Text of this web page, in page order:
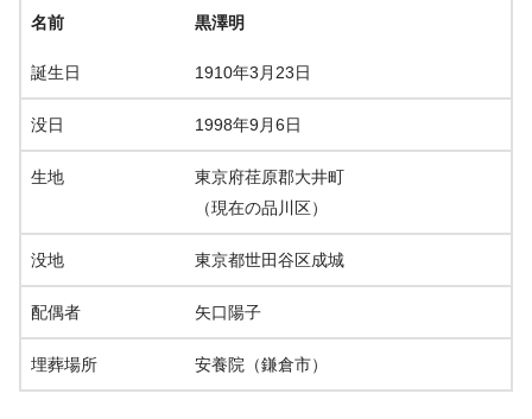
名前 黒澤明
誕生日 1910年3月23日
没日 1998年9月6日
生地
東京府荏原郡大井町
（現在の品川区）
没地 東京都世田谷区成城
配偶者 矢口陽子
埋葬場所 安養院（鎌倉市）